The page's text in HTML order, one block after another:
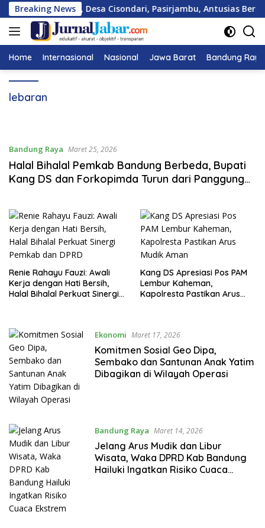
Langsung
ke
konten
Breaking News
RT 02/RW 01, Desa Cisondari, Pasirjambu, Antusias
Home Internasional Nasional Jawa Barat Bandung Raya
lebaran
Bandung Raya Maret 25, 2026
Halal Bihalal Pemkab Bandung Berbeda, Bupati
Kang DS dan Forkopimda Turun dari Panggung
Renie Rahayu Fauzi: Awali
Kerja dengan Hati Bersih,
Halal Bihalal Perkuat Sinergi
Kang DS Apresiasi Pos PAM
Lembur Kaheman,
Kapolresta Pastikan Arus
Ekonomi Maret 17, 2026
Komitmen Sosial Geo Dipa,
Sembako dan Santunan Anak Yatim
Dibagikan di Wilayah Operasi
Bandung Raya Maret 14, 2026
Jelang Arus Mudik dan Libur
Wisata, Waka DPRD Kab Bandung
Hailuki Ingatkan Risiko Cuaca